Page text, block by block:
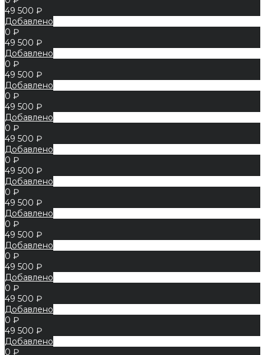
49 500 ₽
Добавлено
0 ₽
49 500 ₽
Добавлено
0 ₽
49 500 ₽
Добавлено
0 ₽
49 500 ₽
Добавлено
0 ₽
49 500 ₽
Добавлено
0 ₽
49 500 ₽
Добавлено
0 ₽
49 500 ₽
Добавлено
0 ₽
49 500 ₽
Добавлено
0 ₽
49 500 ₽
Добавлено
0 ₽
49 500 ₽
Добавлено
0 ₽
49 500 ₽
Добавлено
0 ₽